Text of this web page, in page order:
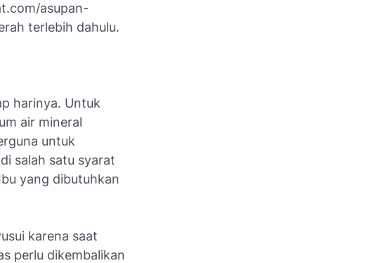
asupan-
terlebih dahulu.
harinya. Untuk
air mineral
untuk
salah satu syarat
yang dibutuhkan
karena saat
perlu dikembalikan